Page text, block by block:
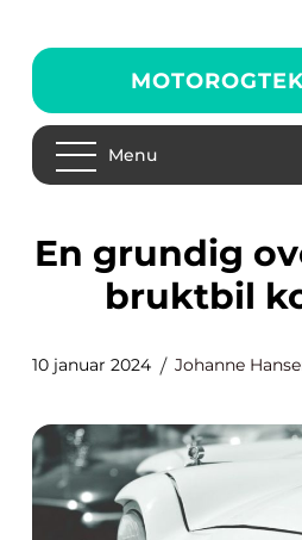
Menu
En grundig oversikt over
bruktbil
10 januar 2024 Johanne